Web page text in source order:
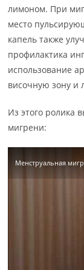
лимоном. При
место
капель также
профилактика
использование
височную зону и
Из этого ролика
мигрени:
Менструальная